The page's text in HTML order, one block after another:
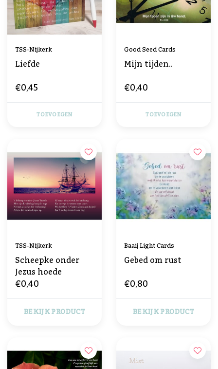
TSS-Nijkerk
Liefde
€0,45
TOEVOEGEN
Good Seed Cards
Mijn tijden..
€0,40
TOEVOEGEN
TSS-Nijkerk
Scheepke onder
Jezus hoede
€0,40
BEKIJK PRODUCT
Baaij Light Cards
Gebed om rust
€0,80
BEKIJK PRODUCT